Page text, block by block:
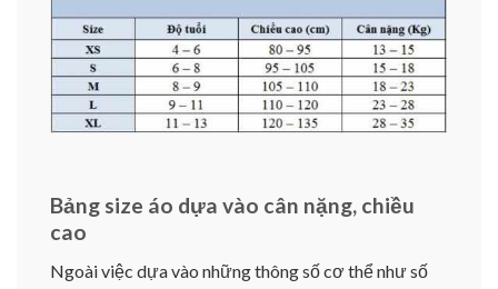
Bảng size áo dựa vào cân nặng, chiều
cao
Ngoài việc dựa vào những thông số cơ thể như số